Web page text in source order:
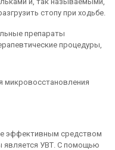
стопу при ходьбе.
препараты
процедуры,
микровосстановления
эффективным средством
является УВТ. С помощью